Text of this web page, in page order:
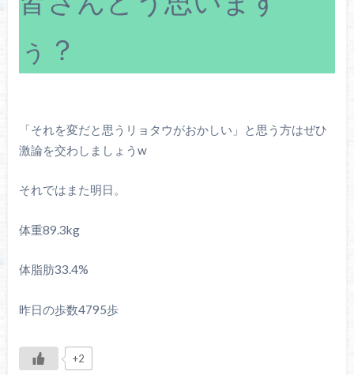
ぅ？
「それを変だと思うリョタウがおかしい」と思う方はぜひ
激論を交わしましょうw
それではまた明日。
体重89.3kg
体脂肪33.4%
昨日の歩数4795歩
+2